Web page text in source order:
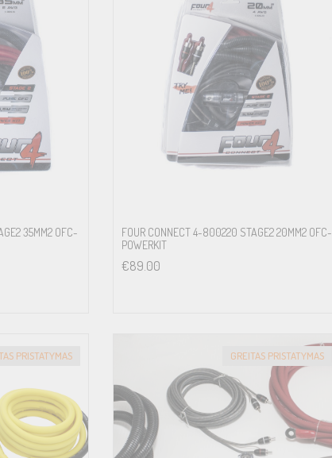
35MM2 OFC-
FOUR CONNECT 4-800220 STAGE2 20MM2 OFC-
POWERKIT
€89.00
PRISTATYMAS GREITAS PRISTATYMAS